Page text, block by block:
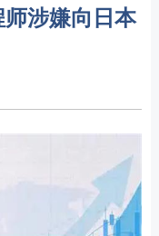
涉嫌向日本